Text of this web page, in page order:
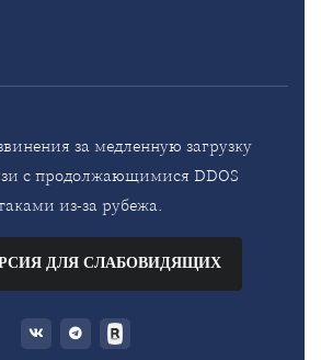
за медленную загрузку
с продолжающимися DDOS
из-за рубежа.
ДЛЯ СЛАБОВИДЯЩИХ